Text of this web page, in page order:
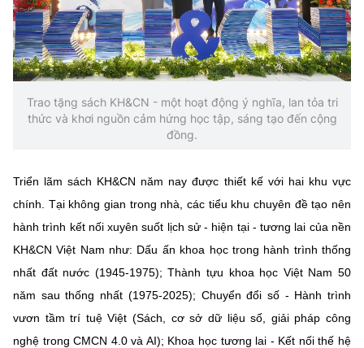
Trao tặng sách KH&CN - một hoạt động ý nghĩa, lan tỏa tri
thức và khơi nguồn cảm hứng học tập, sáng tạo đến cộng
đồng.
Triển lãm sách KH&CN năm nay được thiết kế với hai khu vực
chính. Tại không gian trong nhà, các tiểu khu chuyên đề tạo nên
hành trình kết nối xuyên suốt lịch sử - hiện tại - tương lai của nền
KH&CN Việt Nam như: Dấu ấn khoa học trong hành trình thống
nhất đất nước (1945-1975); Thành tựu khoa học Việt Nam 50
năm sau thống nhất (1975-2025); Chuyển đổi số - Hành trình
vươn tầm trí tuệ Việt (Sách, cơ sở dữ liệu số, giải pháp công
nghệ trong CMCN 4.0 và AI); Khoa học tương lai - Kết nối thế hệ